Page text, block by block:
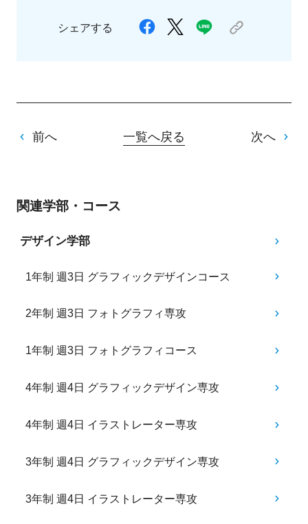
シェアする
前へ 一覧へ戻る 次へ
関連学部・コース
デザイン学部
1年制 週3日 グラフィックデザインコース
2年制 週3日 フォトグラフィ専攻
1年制 週3日 フォトグラフィコース
4年制 週4日 グラフィックデザイン専攻
4年制 週4日 イラストレーター専攻
3年制 週4日 グラフィックデザイン専攻
3年制 週4日 イラストレーター専攻